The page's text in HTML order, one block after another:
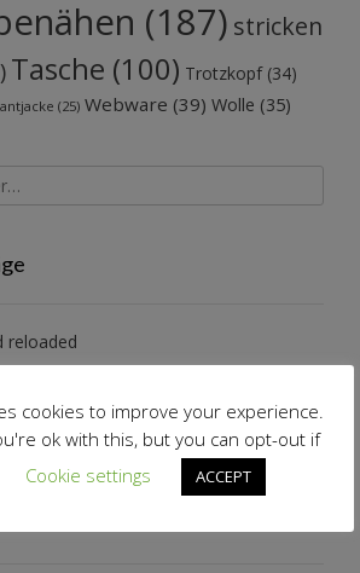
(187) stricken
Tasche (100) Trotzkopf(34)
(25) Webware (39) Wolle (35)
reloaded
cookies to improve your experience.
ok with this, but you can opt-out if
Cookie settings ACCEPT